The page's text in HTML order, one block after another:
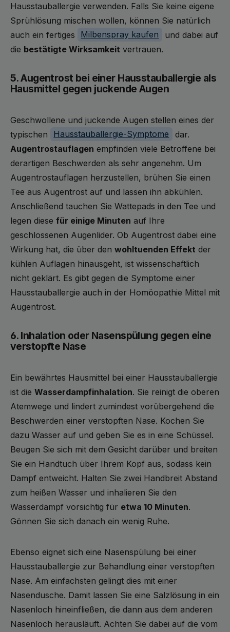
Hausstauballergie verwenden. Falls Sie keine eigene
Sprühlösung mischen wollen, können Sie natürlich
auch ein fertiges
Milbenspray kaufen
und dabei auf
die bestätigte Wirksamkeit vertrauen.
5. Augentrost bei einer Hausstauballergie als
Hausmittel gegen juckende Augen
Geschwollene und juckende Augen stellen eines der
typischen
Hausstauballergie-Symptome
dar.
Augentrostauflagen empfinden viele Betroffene bei
derartigen Beschwerden als sehr angenehm. Um
Augentrostauflagen herzustellen, brühen Sie einen
Tee aus Augentrost auf und lassen ihn abkühlen.
Anschließend tauchen Sie Wattepads in den Tee und
legen diese für einige Minuten auf Ihre
geschlossenen Augenlider. Ob Augentrost dabei eine
Wirkung hat, die über den wohltuenden Effekt der
kühlen Auflagen hinausgeht, ist wissenschaftlich
nicht geklärt. Es gibt gegen die Symptome einer
Hausstauballergie auch in der Homöopathie Mittel mit
Augentrost.
6. Inhalation oder Nasenspülung gegen eine
verstopfte Nase
Ein bewährtes Hausmittel bei einer Hausstauballergie
ist die Wasserdampfinhalation. Sie reinigt die oberen
Atemwege und lindert zumindest vorübergehend die
Beschwerden einer verstopften Nase. Kochen Sie
dazu Wasser auf und geben Sie es in eine Schüssel.
Beugen Sie sich mit dem Gesicht darüber und breiten
Sie ein Handtuch über Ihrem Kopf aus, sodass kein
Dampf entweicht. Halten Sie zwei Handbreit Abstand
zum heißen Wasser und inhalieren Sie den
Wasserdampf vorsichtig für etwa 10 Minuten.
Gönnen Sie sich danach ein wenig Ruhe.
Ebenso eignet sich eine Nasenspülung bei einer
Hausstauballergie zur Behandlung einer verstopften
Nase. Am einfachsten gelingt dies mit einer
Nasendusche. Damit lassen Sie eine Salzlösung in ein
Nasenloch hineinfließen, die dann aus dem anderen
Nasenloch herausläuft. Achten Sie dabei auf die vom